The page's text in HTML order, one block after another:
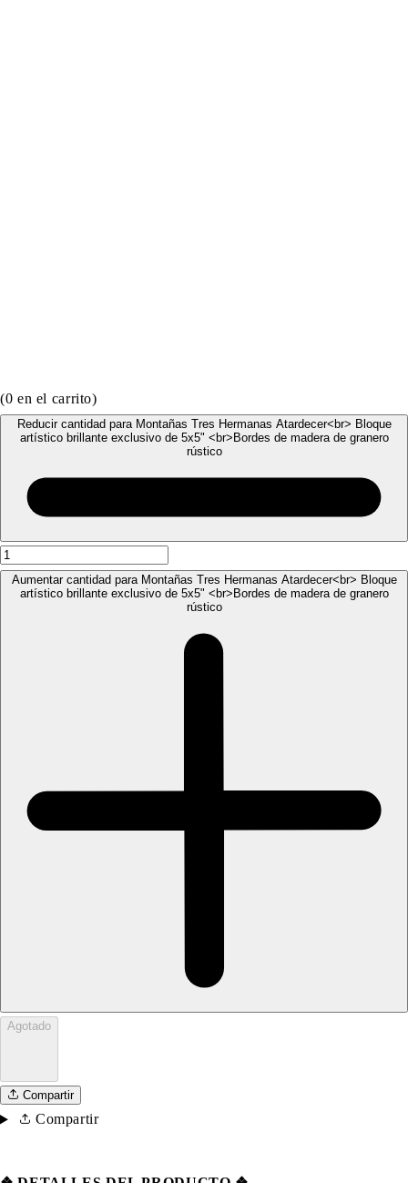
(0 en el carrito)
Reducir cantidad para Montañas Tres Hermanas Atardecer<br> Bloque
artístico brillante exclusivo de 5x5" <br>Bordes de madera de granero
rústico
Aumentar cantidad para Montañas Tres Hermanas Atardecer<br> Bloque
artístico brillante exclusivo de 5x5" <br>Bordes de madera de granero
rústico
Agotado
Compartir
Compartir